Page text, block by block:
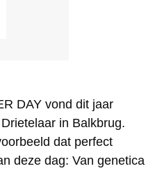
DAY vond dit jaar
in Balkbrug.
dat perfect
deze dag: Van genetica